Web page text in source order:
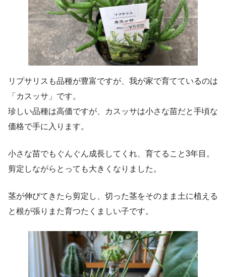
リプサリスも品種が豊富ですが、我が家で育てているのは
「カスッサ」です。
珍しい品種は高価ですが、カスッサは小さな苗だと手頃な
価格で手に入ります。
小さな苗でもぐんぐん成長してくれ、育てること3年目。
剪定しながらとっても大きくなりました。
茎が伸びてきたら剪定し、切った茎をそのまま土に植える
と根が張りまた育つたくましい子です。